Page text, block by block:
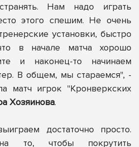
Нам надо играть
этого спешим. Не очень
установки, быстро
в начале матча хорошо
и наконец-то начинаем
В общем, мы стараемся", -
матч игрок "Кронверкских
Хозяинова.
достаточно просто.
на то, чтобы покрутить